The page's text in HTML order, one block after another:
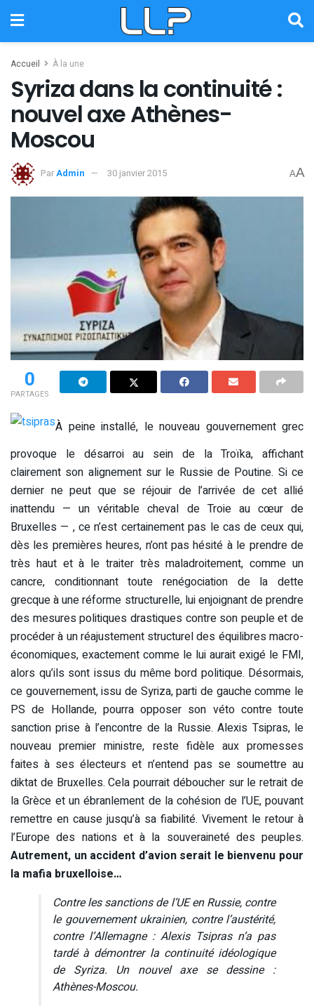
Accueil À la une
Syriza dans la continuité :
nouvel axe Athènes-
Moscou
ParAdmin 30 janvier 2015 AA
0
PARTAGES
À peine installé, le nouveau gouvernement grec
provoque le désarroi au sein de la Troïka, affichant
clairement son alignement sur le Russie de Poutine. Si ce
dernier ne peut que se réjouir de l’arrivée de cet allié
inattendu — un véritable cheval de Troie au cœur de
Bruxelles — , ce n’est certainement pas le cas de ceux qui,
dès les premières heures, n’ont pas hésité à le prendre de
très haut et à le traiter très maladroitement, comme un
cancre, conditionnant toute renégociation de la dette
grecque à une réforme structurelle, lui enjoignant de prendre
des mesures politiques drastiques contre son peuple et de
procéder à un réajustement structurel des équilibres macro-
économiques, exactement comme le lui aurait exigé le FMI,
alors qu’ils sont issus du même bord politique. Désormais,
ce gouvernement, issu de Syriza, parti de gauche comme le
PS de Hollande, pourra opposer son véto contre toute
sanction prise à l’encontre de la Russie. Alexis Tsipras, le
nouveau premier ministre, reste fidèle aux promesses
faites à ses électeurs et n’entend pas se soumettre au
diktat de Bruxelles. Cela pourrait déboucher sur le retrait de
la Grèce et un ébranlement de la cohésion de l’UE, pouvant
remettre en cause jusqu’à sa fiabilité. Vivement le retour à
l’Europe des nations et à la souveraineté des peuples.
Autrement, un accident d’avion serait le bienvenu pour
la mafia bruxelloise…
Contre les sanctions de l’UE en Russie, contre
le gouvernement ukrainien, contre l’austérité,
contre l’Allemagne : Alexis Tsipras n’a pas
tardé à démontrer la continuité idéologique
de Syriza. Un nouvel axe se dessine :
Athènes-Moscou.